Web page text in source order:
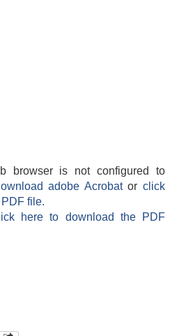
browser is not configured to
adobe Acrobatorclick
file.
here to download the PDF